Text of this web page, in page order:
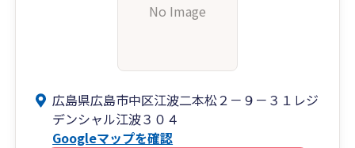
No Image
広島県広島市中区江波二本松２－９－３１レジ
デンシャル江波３０４
Googleマップを確認